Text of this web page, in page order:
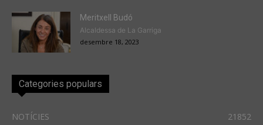
Meritxell Budó
Alcaldessa de La Garriga
desembre 18, 2023
Categories populars
NOTÍCIES 21852